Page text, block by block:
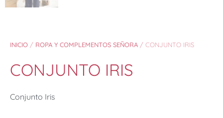
INICIO / ROPA Y COMPLEMENTOS SEÑORA / CONJUNTO IRIS
CONJUNTO IRIS
Conjunto Iris